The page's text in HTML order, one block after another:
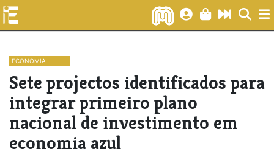
ECONOMIA
Sete projectos identificados para
integrar primeiro plano
nacional de investimento em
economia azul